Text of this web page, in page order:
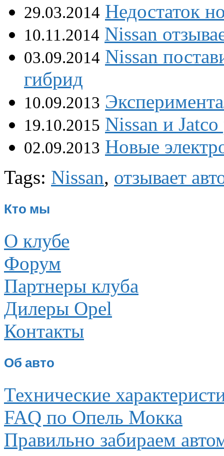
29.03.2014 Недостаток
10.11.2014 Nissan
03.09.2014 Nissan
гибрид
10.09.2013
19.10.2015 Nissan и
02.09.2013 Новые
Tags: Nissan, отзывает
Кто мы
О клубе
Форум
Партнеры клуба
Дилеры Opel
Контакты
Об авто
Технические
FAQ по Опель Мокка
Правильно забираем